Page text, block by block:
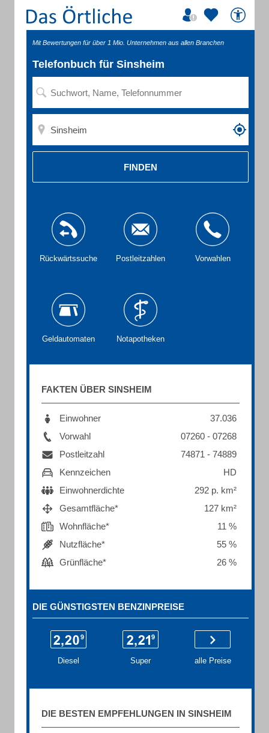
Mit Bewertungen für über 1 Mio. Unternehmen aus allen Branchen
Telefonbuch für Sinsheim
FINDEN
Rückwärtssuche Postleitzahlen Vorwahlen
Geldautomaten Notapotheken
FAKTEN ÜBER SINSHEIM
Einwohner
37.036
Vorwahl
07260 - 07268
Postleitzahl
74871 - 74889
Kennzeichen
HD
Einwohnerdichte
292 p. km²
Gesamtfläche*
127 km²
Wohnfläche*
11 %
Nutzfläche*
55 %
Grünfläche*
26 %
DIE GÜNSTIGSTEN BENZINPREISE
Diesel Super alle Preise
DIE BESTEN EMPFEHLUNGEN IN SINSHEIM